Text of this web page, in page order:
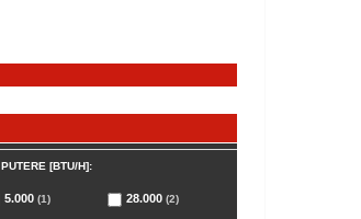
PUTERE [BTU/H]:
5.000 (1) 28.000 (2)